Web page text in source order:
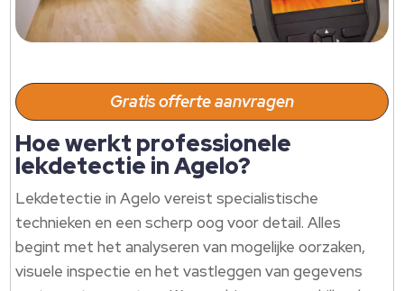
Gratis offerte aanvragen
Hoe werkt professionele
lekdetectie in Agelo?
Lekdetectie in Agelo vereist specialistische
technieken en een scherp oog voor detail. Alles
begint met het analyseren van mogelijke oorzaken,
visuele inspectie en het vastleggen van gegevens